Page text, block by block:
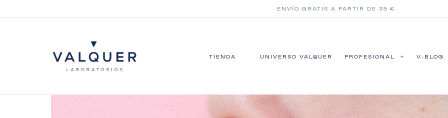
ENVÍO GRATIS A PARTIR DE 39 €
TIENDA UNIVERSO VALQUER PROFESIONAL V-BLOG